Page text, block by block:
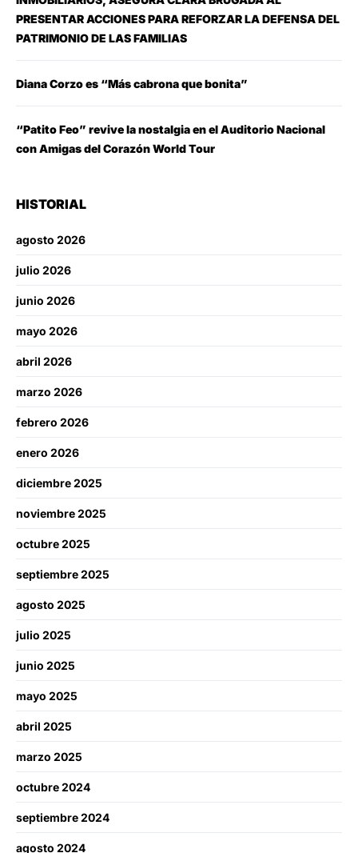
PRESENTAR ACCIONES PARA REFORZAR LA DEFENSA DEL
PATRIMONIO DE LAS FAMILIAS
Diana Corzo es “Más cabrona que bonita”
“Patito Feo” revive la nostalgia en el Auditorio Nacional
con Amigas del Corazón World Tour
HISTORIAL
agosto 2026
julio 2026
junio 2026
mayo 2026
abril 2026
marzo 2026
febrero 2026
enero 2026
diciembre 2025
noviembre 2025
octubre 2025
septiembre 2025
agosto 2025
julio 2025
junio 2025
mayo 2025
abril 2025
marzo 2025
octubre 2024
septiembre 2024
agosto 2024